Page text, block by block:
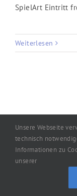
SpielArt Eintritt
Weiterlesen
Copyright
Unsere Webseite
technisch
Informationen zu
unserer